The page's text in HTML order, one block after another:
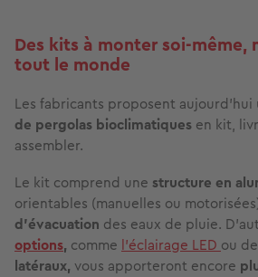
Des kits à monter soi-même,
tout le monde
Les fabricants proposent aujourd’hui
de pergolas bioclimatiques en kit,
assembler.
Le kit comprend une structure en
orientables (manuelles ou
d’évacuation des eaux de pluie.
options, comme l’éclairage LED ou
latéraux, vous apporteront encore